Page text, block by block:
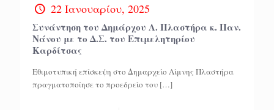
22 Ιανουαρίου, 2025
Συνάντηση του Δημάρχου Λ. Πλαστήρα κ. Παν.
Νάνου με το Δ.Σ. του Επιμελητηρίου
Καρδίτσας
Εθιμοτυπική επίσκεψη στο Δημαρχείο Λίμνης Πλαστήρα
πραγματοποίησε το προεδρείο του […]